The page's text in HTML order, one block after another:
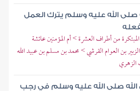
صلى الله عليه وسلم يترك العمل
المبتكرة من أطراف العشرة > أم المؤمنين عائشة
بن العوام القرشي > محمد بن مسلم بن عبيد الله
الزهري
الله صلى الله عليه وسلم في رجب